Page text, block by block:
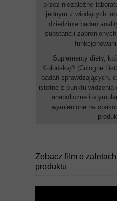
przez niezależne
jednym z wiodących
dziedzinie badań
substancji
Suplementy diety,
Kolońską® (Cologne
badań sprawdzających,
istotne z punktu widzenia
anaboliczne i
wymienione na
Zobacz film o
produktu